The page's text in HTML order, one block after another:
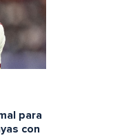
para
con